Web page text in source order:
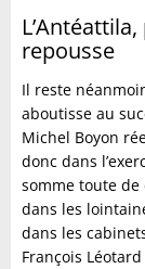
repousse
Il reste
aboutisse au
Michel Boyon
donc dans
somme toute
dans les
dans les
François